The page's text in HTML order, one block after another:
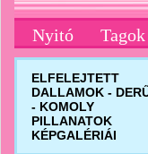
Nyitó Tagok
ELFELEJTETT
DALLAMOK -
- KOMOLY
PILLANATOK
KÉPGALÉRIÁI